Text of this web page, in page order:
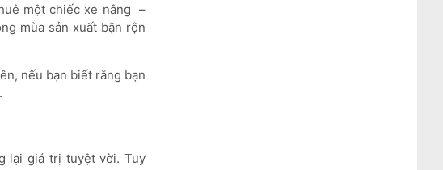
một chiếc xe nâng –
mùa sản xuất bận rộn
nếu bạn biết rằng bạn
lại giá trị tuyệt vời. Tuy